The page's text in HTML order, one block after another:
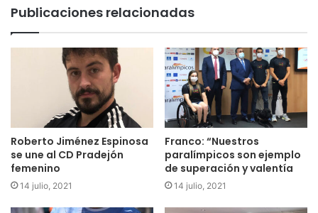
Publicaciones relacionadas
Roberto Jiménez Espinosa
se une al CD Pradejón
femenino
14 julio, 2021
Franco: “Nuestros
paralímpicos son ejemplo
de superación y valentía
14 julio, 2021